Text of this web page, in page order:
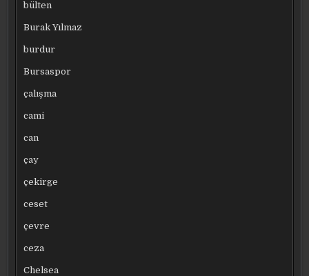
bülten
Burak Yılmaz
burdur
Bursaspor
çalışma
cami
can
çay
çekirge
ceset
çevre
ceza
Chelsea